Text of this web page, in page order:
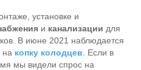
установке и
и канализации для
В июне 2021 наблюдается
на копку колодцев . Если в
мы видели спрос на